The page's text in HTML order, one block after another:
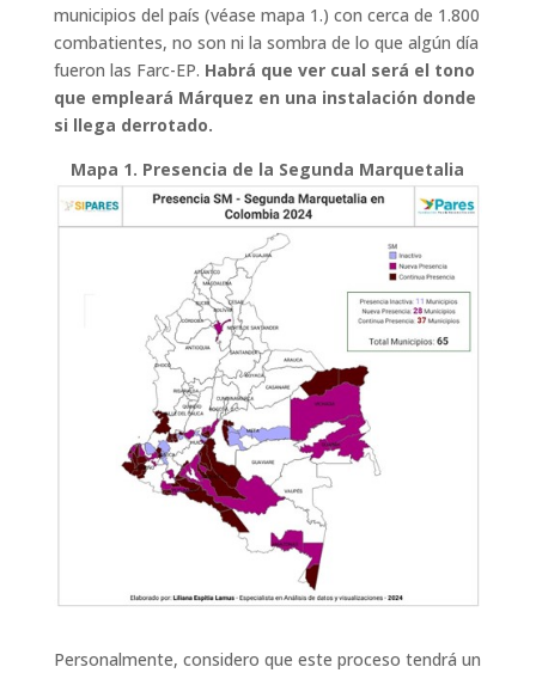
municipios del país (véase mapa 1.) con cerca de 1.800
combatientes, no son ni la sombra de lo que algún día
fueron las Farc-EP. Habrá que ver cual será el tono
que empleará Márquez en una instalación donde
si llega derrotado.
Mapa 1. Presencia de la Segunda Marquetalia
Personalmente, considero que este proceso tendrá un